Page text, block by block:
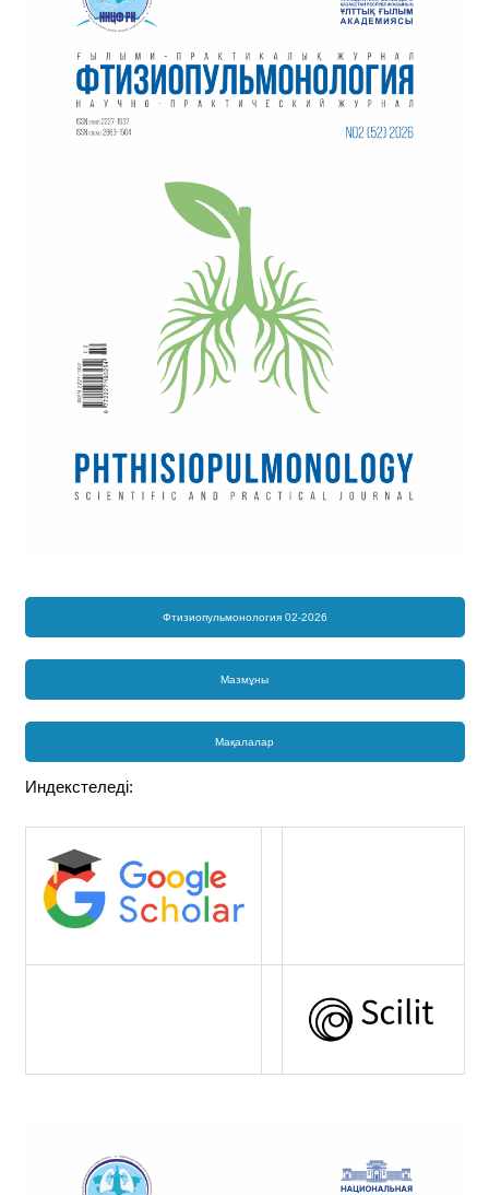
Фтизиопульмонология 02-2026
Мазмұны
Мақалалар
Индекстеледі: